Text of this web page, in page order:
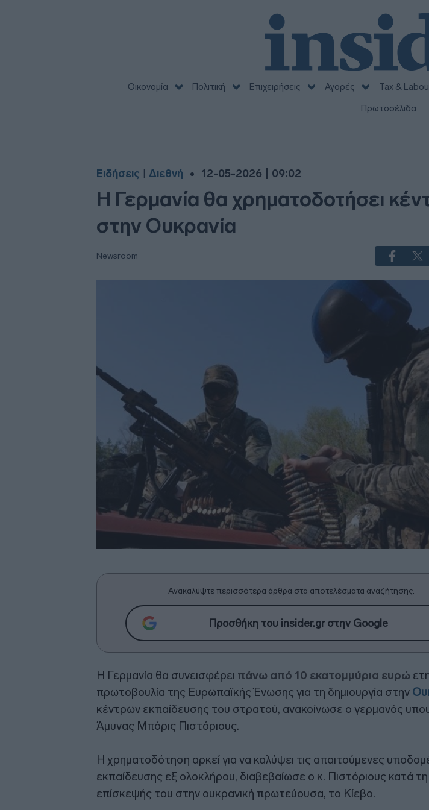
Οικονομία Πολιτική Επιχειρήσεις Αγορές Tax &
Πρωτοσέλιδα
Ειδήσεις Διεθνή 12-05-2026 | 09:02
Η Γερμανία θα χρηματοδοτήσει
στην Ουκρανία
Newsroom
Ανακαλύψτε περισσότερα άρθρα στα αποτελέσματα αναζήτησης.
Προσθήκη του insider.gr στην Google
Η Γερμανία θα συνεισφέρει πάνω από 10 εκατομμύρια ευρώ
πρωτοβουλία της Ευρωπαϊκής Ένωσης για τη δημιουργία στην
κέντρων εκπαίδευσης του στρατού, ανακοίνωσε ο γερμανός
Άμυνας Μπόρις Πιστόριους.
Η χρηματοδότηση αρκεί για να καλύψει τις απαιτούμενες
εκπαίδευσης εξ ολοκλήρου, διαβεβαίωσε ο κ. Πιστόριους κατά τη
επίσκεψής του στην ουκρανική πρωτεύουσα, το Κίεβο.